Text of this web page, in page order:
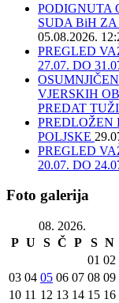
PODIGNUTA
SUDA BiH
05.08.2026.
PREGLED
27.07. DO
VJERSKIH
PREDAT
PREDLOŽEN
POLJSKE
PREGLED
20.07. DO
Foto galerija
08. 2026.
P U S Č P S N
01 02
03 04 05 06 07 08 09
10 11 12 13 14 15 16